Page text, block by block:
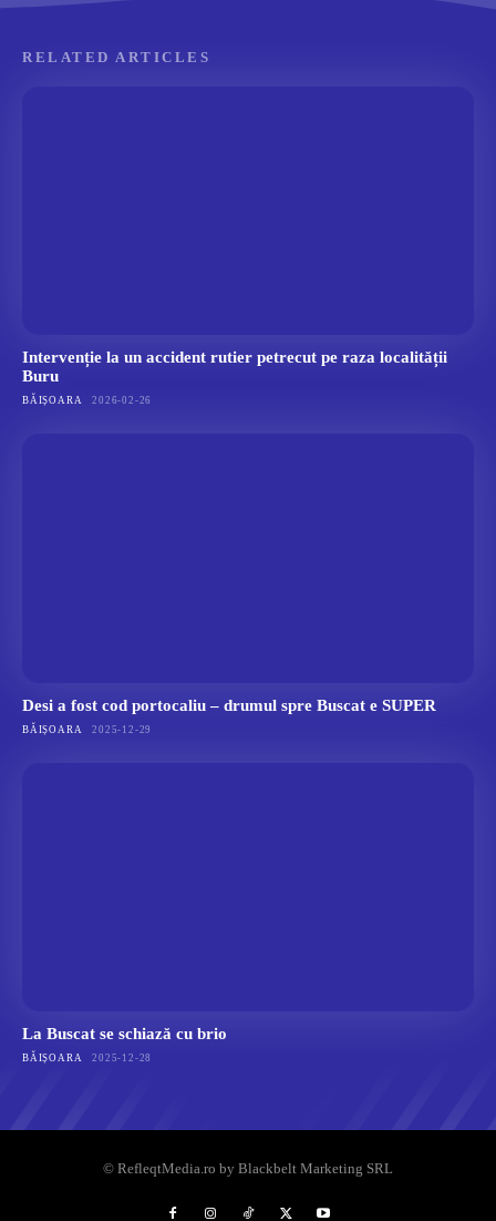
RELATED ARTICLES
Intervenție la un accident rutier petrecut pe raza localității
Buru
BĂIȘOARA 2026-02-26
Desi a fost cod portocaliu – drumul spre Buscat e SUPER
BĂIȘOARA 2025-12-29
La Buscat se schiază cu brio
BĂIȘOARA 2025-12-28
© RefleqtMedia.ro by Blackbelt Marketing SRL